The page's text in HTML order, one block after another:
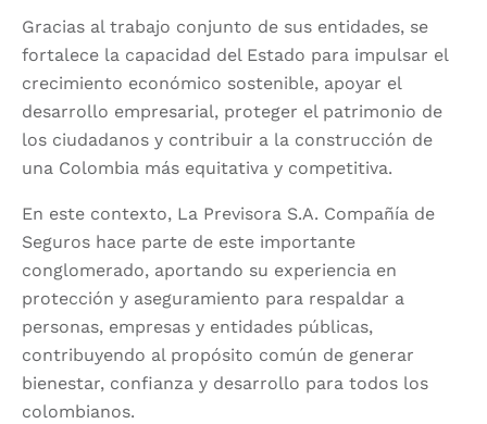
Gracias al trabajo conjunto de sus entidades, se
fortalece la capacidad del Estado para impulsar el
crecimiento económico sostenible, apoyar el
desarrollo empresarial, proteger el patrimonio de
los ciudadanos y contribuir a la construcción de
una Colombia más equitativa y competitiva.
En este contexto, La Previsora S.A. Compañía de
Seguros hace parte de este importante
conglomerado, aportando su experiencia en
protección y aseguramiento para respaldar a
personas, empresas y entidades públicas,
contribuyendo al propósito común de generar
bienestar, confianza y desarrollo para todos los
colombianos.